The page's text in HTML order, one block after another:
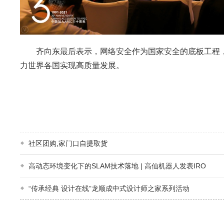
齐向东最后表示，网络安全作为国家安全的底板工程
力世界各国实现高质量发展。
社区团购,家门口自提取货
高动态环境变化下的SLAM技术落地 | 高仙机器人发表IRO
“传承经典 设计在线”龙顺成中式设计师之家系列活动